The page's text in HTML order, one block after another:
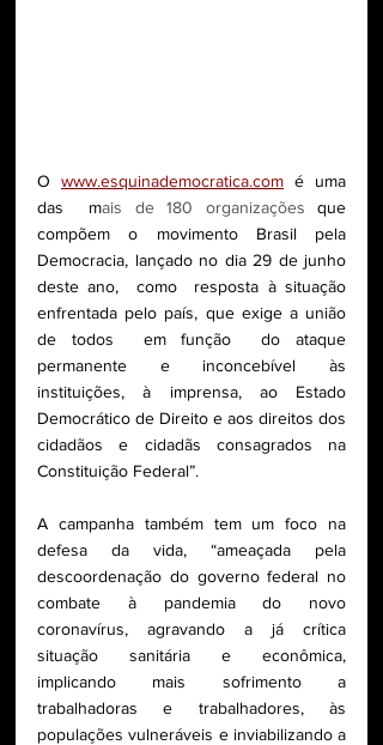
O www.esquinademocratica.com é uma
das  mais de 180 organizações que
compõem o movimento Brasil pela
Democracia, lançado no dia 29 de junho
deste ano,  como  resposta à situação
enfrentada pelo país, que exige a união
de todos  em função  do ataque
permanente e inconcebível às
instituições, à imprensa, ao Estado
Democrático de Direito e aos direitos dos
cidadãos e cidadãs consagrados na
Constituição Federal”.
A campanha também tem um foco na
defesa da vida, “ameaçada pela
descoordenação do governo federal no
combate à pandemia do novo
coronavírus, agravando a já crítica
situação sanitária e econômica,
implicando mais sofrimento a
trabalhadoras e trabalhadores, às
populações vulneráveis e inviabilizando a